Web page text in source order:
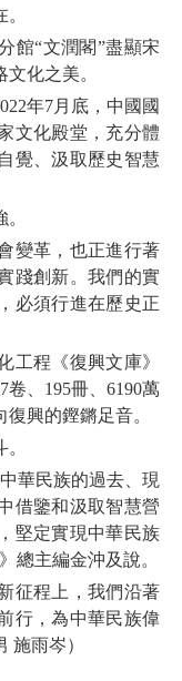
“文潤閣”盡顯宋
化之美。
年7月底，中國國
文化殿堂，充分體
覺、汲取歷史智慧
革，也正進行著
踐創新。我們的實
必須行進在歷史正
程《復興文庫》
、195冊、6190萬
興的鏗鏘足音。
華民族的過去、現
借鑒和汲取智慧營
堅定實現中華民族
總主編金沖及說。
程上，我們沿著
行，為中華民族偉
施雨岑）